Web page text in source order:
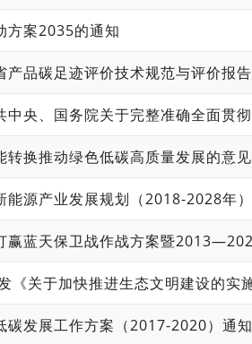
方案2035的通知
换推动绿色低碳高质量发展的意见